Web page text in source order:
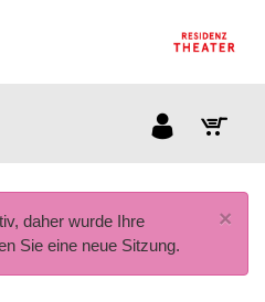
×
daher wurde Ihre
Sie eine neue Sitzung.